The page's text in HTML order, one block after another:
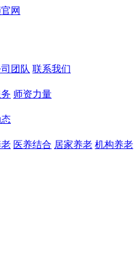
团队 联系我们
师资力量
医养结合 居家养老 机构养老